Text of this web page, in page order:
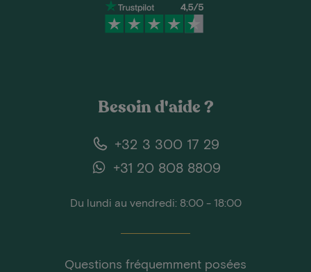
Besoin d'aide ?
+32 3 300 17 29
+31 20 808 8809
Du lundi au vendredi: 8:00 - 18:00
Questions fréquemment posées